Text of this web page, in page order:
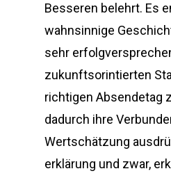
Besseren belehrt. Es
wahnsinnige
sehr
zukunftsorintierten
richtigen Absendetag
dadurch ihre
Wertschätzung
erklärung und zwar,